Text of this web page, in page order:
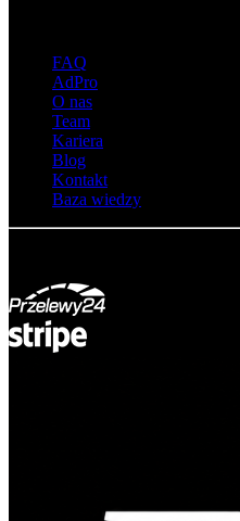
FAQ
AdPro
O nas
Team
Kariera
Blog
Kontakt
Baza wiedzy